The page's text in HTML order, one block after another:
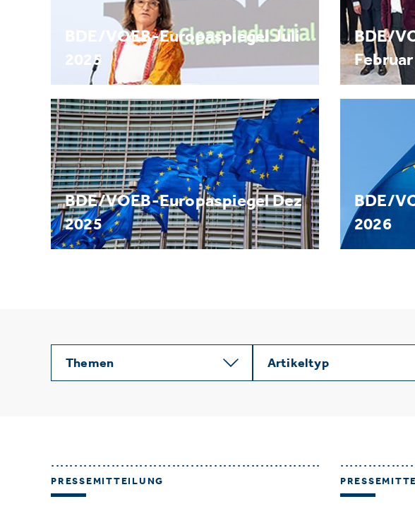
BDE/VOEB-Europaspiegel Juli
2025
BDE/
BDE/VOEB-Europaspiegel Dez
2025
BDE/
2026
Themen Artikeltyp
PRESSEMITTEILUNG